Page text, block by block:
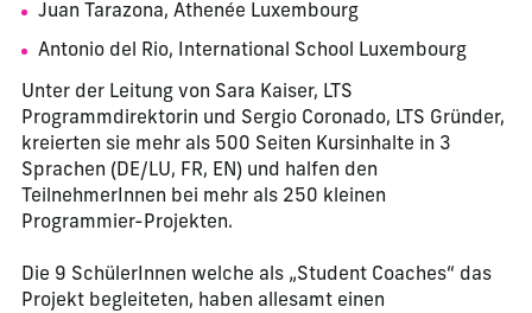
Juan Tarazona, Athenée Luxembourg
Antonio del Rio, International School Luxembourg
Unter der Leitung von Sara Kaiser, LTS
Programmdirektorin und Sergio Coronado, LTS Gründer,
kreierten sie mehr als 500 Seiten Kursinhalte in 3
Sprachen (DE/LU, FR, EN) und halfen den
TeilnehmerInnen bei mehr als 250 kleinen
Programmier-Projekten.
Die 9 SchülerInnen welche als „Student Coaches“ das
Projekt begleiteten, haben allesamt einen